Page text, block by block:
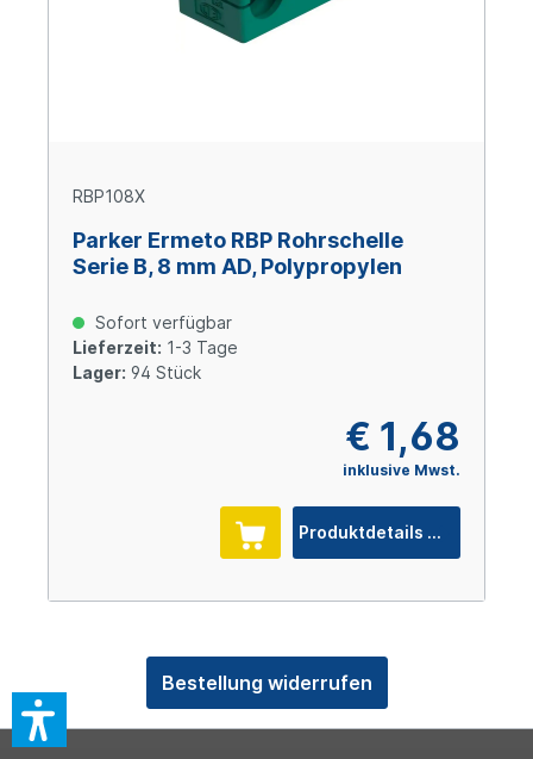
RBP108X
Parker Ermeto RBP Rohrschelle
Serie B, 8 mm AD, Polypropylen
Sofort verfügbar
Lieferzeit: 1-3 Tage
Lager: 94 Stück
€ 1,68
inklusive Mwst.
Produktdetails
Bestellung widerrufen